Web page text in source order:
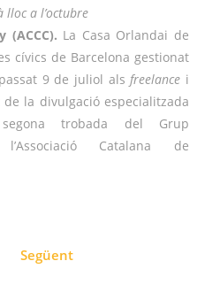
a l’octubre
(ACCC). La Casa Orlandai de
cívics de Barcelona gestionat
9 de juliol als freelance i
la divulgació especialitzada
trobada del Grup
Catalana de
d'entrades
Següent